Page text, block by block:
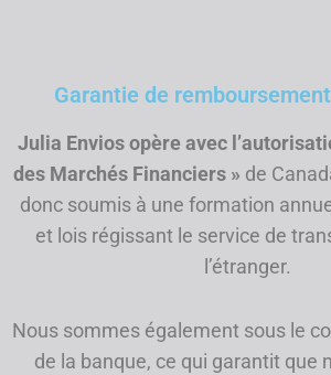
Garantie de
Julia Envios opère avec
des Marchés Financiers » de
donc soumis à une formation
et lois régissant le service de
l’étranger.
Nous sommes également sous le
de la banque, ce qui garantit que